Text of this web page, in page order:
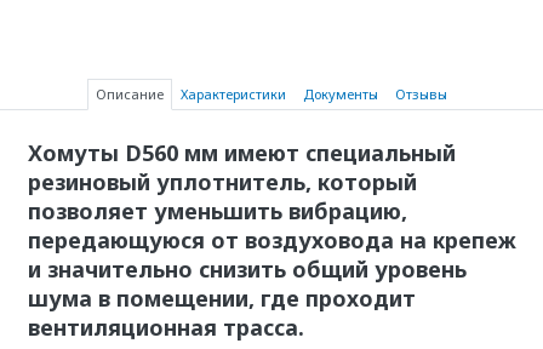
Описание Характеристики Документы Отзывы
Хомуты D560 мм имеют специальный
резиновый уплотнитель, который
позволяет уменьшить вибрацию,
передающуюся от воздуховода на крепеж
и значительно снизить общий уровень
шума в помещении, где проходит
вентиляционная трасса.